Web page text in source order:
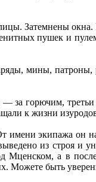
Затемнены
пушек и
мины,
горючим,
к жизни
имени экипажа
из строя и
а в
Можете быть